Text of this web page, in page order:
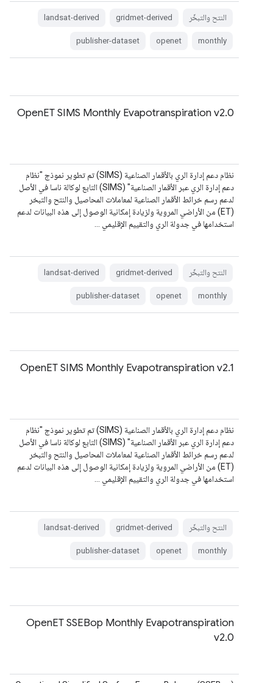
النتح والتبخّر gridmet-derived
landsat-derived
monthly
openet
publisher-dataset
OpenET SIMS Monthly Evapotranspiration v2.0
نظام دعم إدارة الري بالأقمار الصناعية (SIMS) تم تطوير نموذج "نظام
دعم إدارة الري عبر الأقمار الصناعية" (SIMS) التابع لوكالة ناسا في الأصل
لدعم رسم خرائط الأقمار الصناعية لمعاملات المحاصيل والنتح والتبخر
(ET) من الأراضي المروية ولزيادة إمكانية الوصول إلى هذه البيانات لدعم
استخدامها في جدولة الري والتقييم الإقليمي …
النتح والتبخّر gridmet-derived
landsat-derived
monthly
openet
publisher-dataset
OpenET SIMS Monthly Evapotranspiration v2.1
نظام دعم إدارة الري بالأقمار الصناعية (SIMS) تم تطوير نموذج "نظام
دعم إدارة الري عبر الأقمار الصناعية" (SIMS) التابع لوكالة ناسا في الأصل
لدعم رسم خرائط الأقمار الصناعية لمعاملات المحاصيل والنتح والتبخر
(ET) من الأراضي المروية ولزيادة إمكانية الوصول إلى هذه البيانات لدعم
استخدامها في جدولة الري والتقييم الإقليمي …
النتح والتبخّر gridmet-derived
landsat-derived
monthly
openet
publisher-dataset
OpenET SSEBop Monthly Evapotranspiration
v2.0